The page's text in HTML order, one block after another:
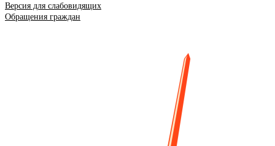
Версия для слабовидящих
Обращения граждан